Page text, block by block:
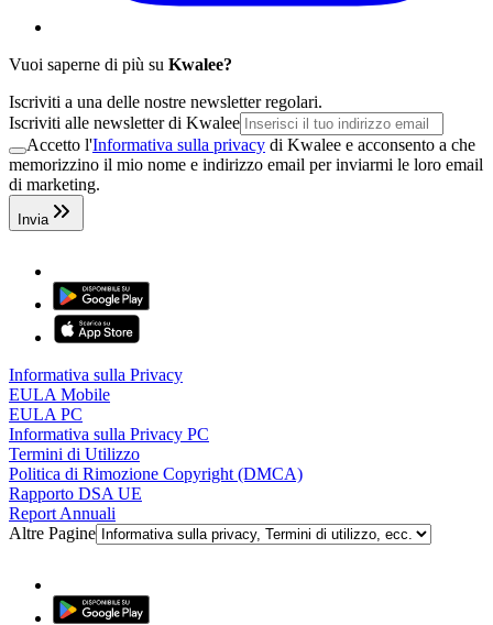
Vuoi saperne di più su Kwalee?
Iscriviti a una delle nostre newsletter regolari.
Iscriviti alle newsletter di Kwalee
Accetto l'Informativa sulla privacy di Kwalee e acconsento a che
memorizzino il mio nome e indirizzo email per inviarmi le loro email
di marketing.
Invia
Informativa sulla Privacy
EULA Mobile
EULA PC
Informativa sulla Privacy PC
Termini di Utilizzo
Politica di Rimozione Copyright (DMCA)
Rapporto DSA UE
Report Annuali
Altre Pagine